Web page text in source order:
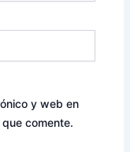
y web en
comente.